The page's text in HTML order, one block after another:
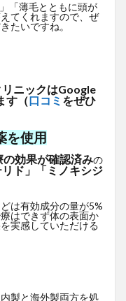
「薄毛とともに頭が
てくれますので、ぜ
たいですね。
ニックはGoogle
す（口コミ をぜひ
を使用
効果が確認済みの
リド」「ミノキシジ
は有効成分の量が5%
はできず体の表面か
実感していただける
製と海外製両方を処